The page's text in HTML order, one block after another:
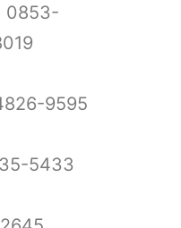
0853-
9595
5433